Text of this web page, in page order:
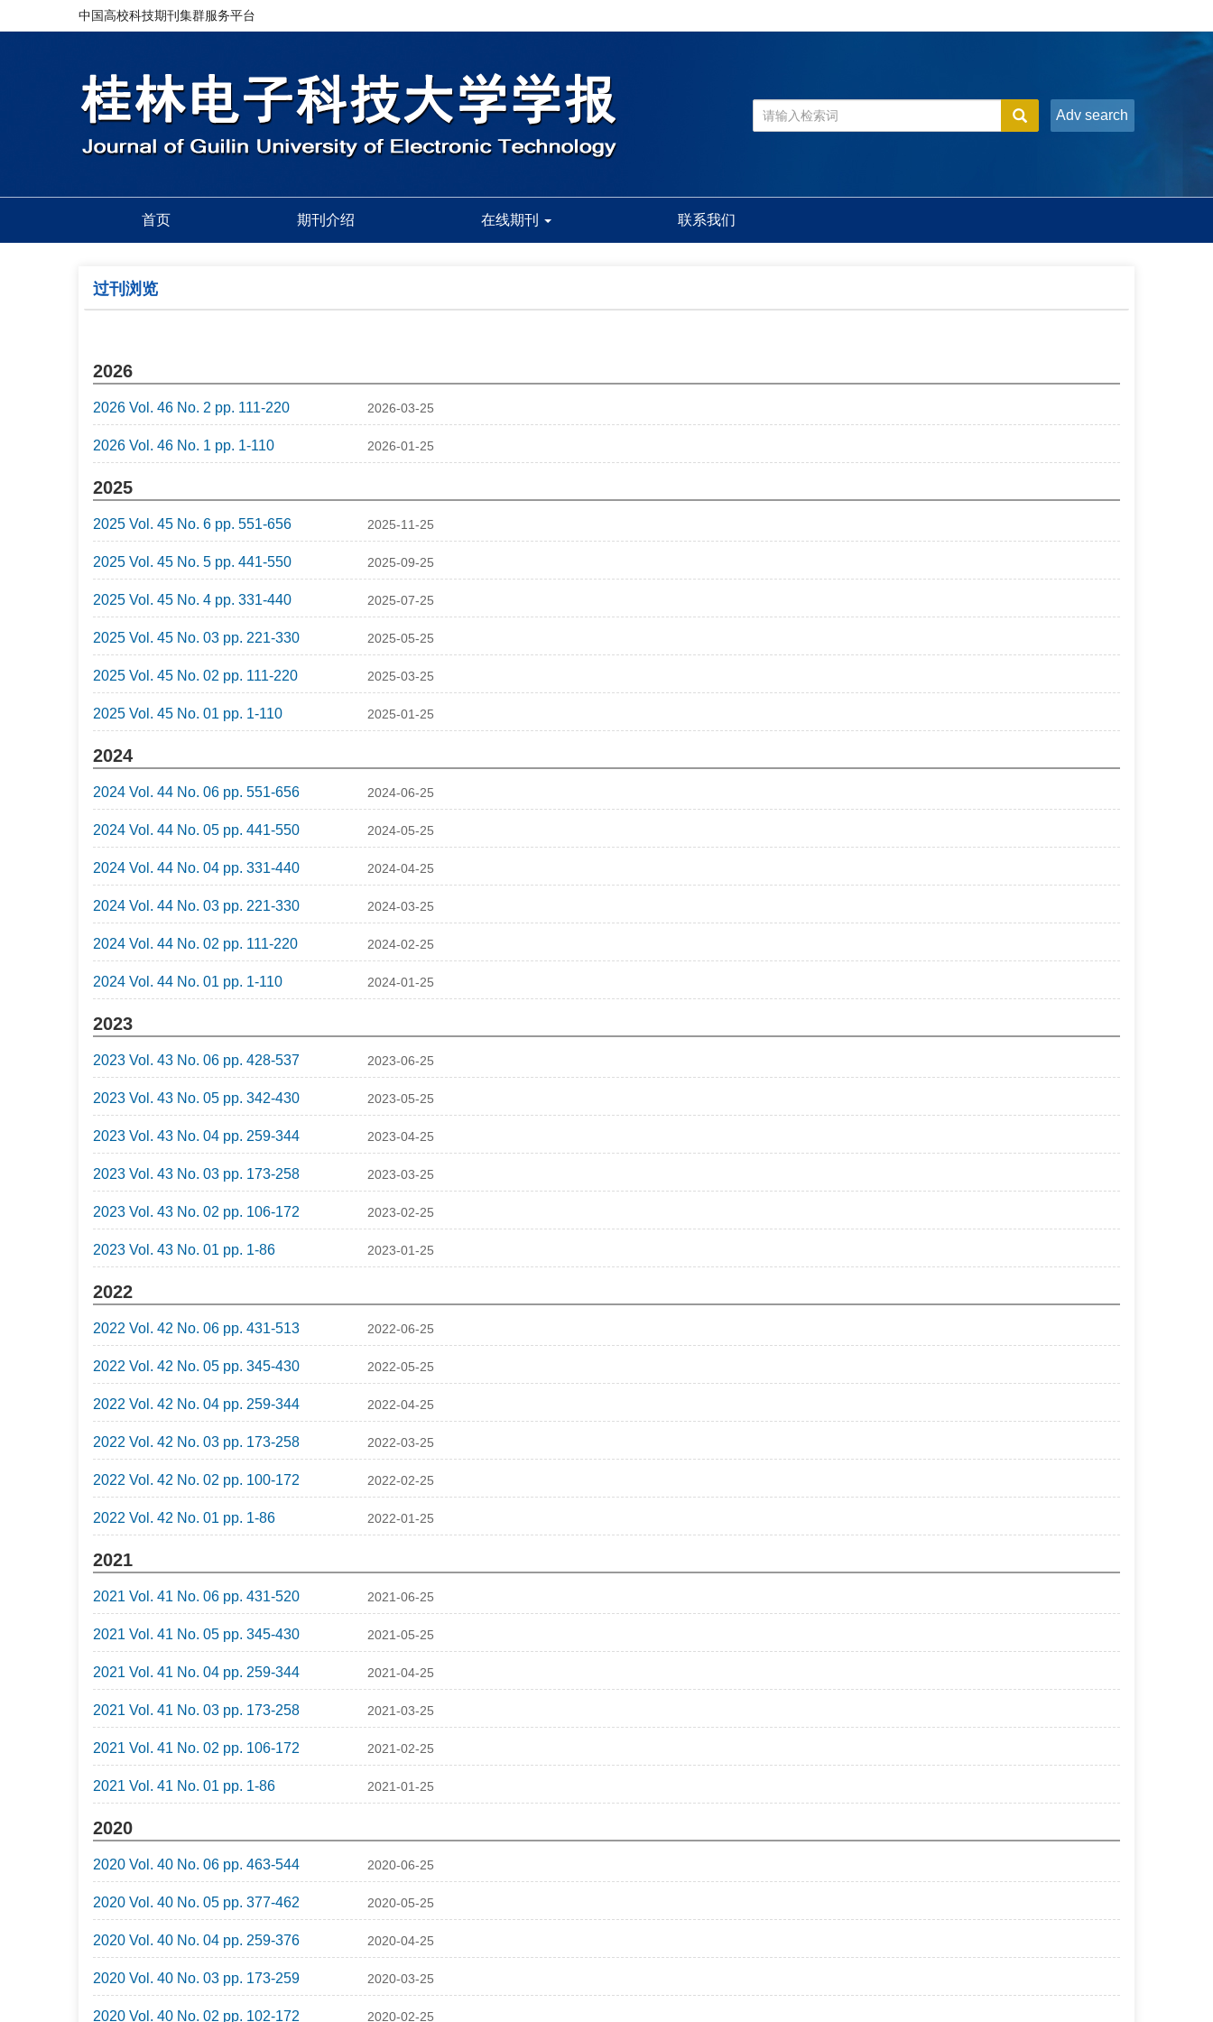
中国高校科技期刊集群服务平台
Adv search
首页 期刊介绍 在线期刊 联系我们
过刊浏览
2026
2026 Vol. 46 No. 2 pp. 111-220 2026-03-25
2026 Vol. 46 No. 1 pp. 1-110 2026-01-25
2025
2025 Vol. 45 No. 6 pp. 551-656 2025-11-25
2025 Vol. 45 No. 5 pp. 441-550 2025-09-25
2025 Vol. 45 No. 4 pp. 331-440 2025-07-25
2025 Vol. 45 No. 03 pp. 221-330 2025-05-25
2025 Vol. 45 No. 02 pp. 111-220 2025-03-25
2025 Vol. 45 No. 01 pp. 1-110 2025-01-25
2024
2024 Vol. 44 No. 06 pp. 551-656 2024-06-25
2024 Vol. 44 No. 05 pp. 441-550 2024-05-25
2024 Vol. 44 No. 04 pp. 331-440 2024-04-25
2024 Vol. 44 No. 03 pp. 221-330 2024-03-25
2024 Vol. 44 No. 02 pp. 111-220 2024-02-25
2024 Vol. 44 No. 01 pp. 1-110 2024-01-25
2023
2023 Vol. 43 No. 06 pp. 428-537 2023-06-25
2023 Vol. 43 No. 05 pp. 342-430 2023-05-25
2023 Vol. 43 No. 04 pp. 259-344 2023-04-25
2023 Vol. 43 No. 03 pp. 173-258 2023-03-25
2023 Vol. 43 No. 02 pp. 106-172 2023-02-25
2023 Vol. 43 No. 01 pp. 1-86 2023-01-25
2022
2022 Vol. 42 No. 06 pp. 431-513 2022-06-25
2022 Vol. 42 No. 05 pp. 345-430 2022-05-25
2022 Vol. 42 No. 04 pp. 259-344 2022-04-25
2022 Vol. 42 No. 03 pp. 173-258 2022-03-25
2022 Vol. 42 No. 02 pp. 100-172 2022-02-25
2022 Vol. 42 No. 01 pp. 1-86 2022-01-25
2021
2021 Vol. 41 No. 06 pp. 431-520 2021-06-25
2021 Vol. 41 No. 05 pp. 345-430 2021-05-25
2021 Vol. 41 No. 04 pp. 259-344 2021-04-25
2021 Vol. 41 No. 03 pp. 173-258 2021-03-25
2021 Vol. 41 No. 02 pp. 106-172 2021-02-25
2021 Vol. 41 No. 01 pp. 1-86 2021-01-25
2020
2020 Vol. 40 No. 06 pp. 463-544 2020-06-25
2020 Vol. 40 No. 05 pp. 377-462 2020-05-25
2020 Vol. 40 No. 04 pp. 259-376 2020-04-25
2020 Vol. 40 No. 03 pp. 173-259 2020-03-25
2020 Vol. 40 No. 02 pp. 102-172 2020-02-25